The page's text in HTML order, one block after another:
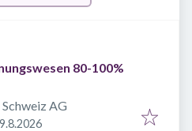
80-100%
AG
Veröffentlicht
9.8.2026